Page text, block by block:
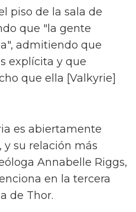
piso de la sala de
que "la gente
admitiendo que
explícita y que
que ella [Valkyrie]
es abiertamente
y su relación más
Annabelle Riggs,
en la tercera
de Thor.